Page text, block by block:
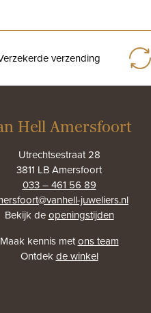
verzending
Hell Amersfoort
Utrechtsestraat 28
3811 LB Amersfoort
033 – 461 56 89
juweliers.nl
Bekijk deopeningstijden
Maak kennis metons team
Ontdekde winkel